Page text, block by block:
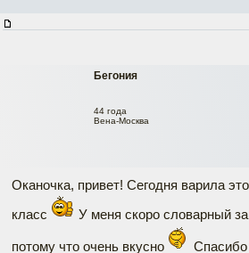
Бегония
44 года
Вена-Москва
Оканочка, привет! Сегодня варила
класс
У меня скоро словарный
потому что очень вкусно
Спасибо